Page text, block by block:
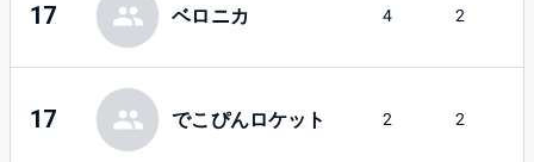
17 ベロニカ 4 2
17 でこぴんロケット 2 2